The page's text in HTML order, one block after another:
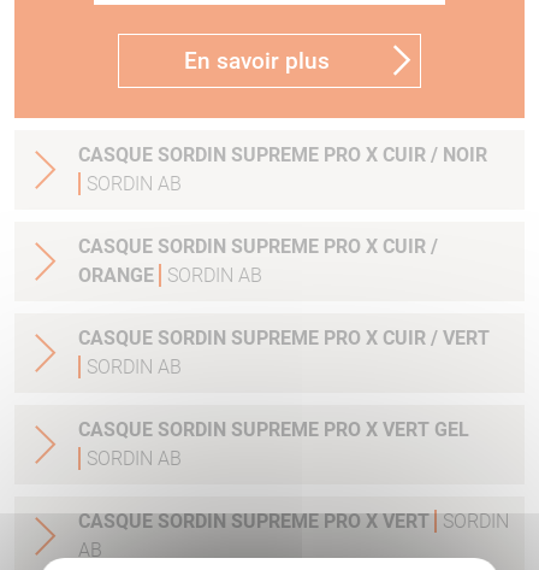
En savoir plus
CASQUE SORDIN SUPREME PRO X CUIR / NOIR
SORDIN AB
CASQUE SORDIN SUPREME PRO X CUIR /
ORANGE
SORDIN AB
CASQUE SORDIN SUPREME PRO X CUIR / VERT
SORDIN AB
CASQUE SORDIN SUPREME PRO X VERT GEL
SORDIN AB
CASQUE SORDIN SUPREME PRO X VERT SORDIN
AB